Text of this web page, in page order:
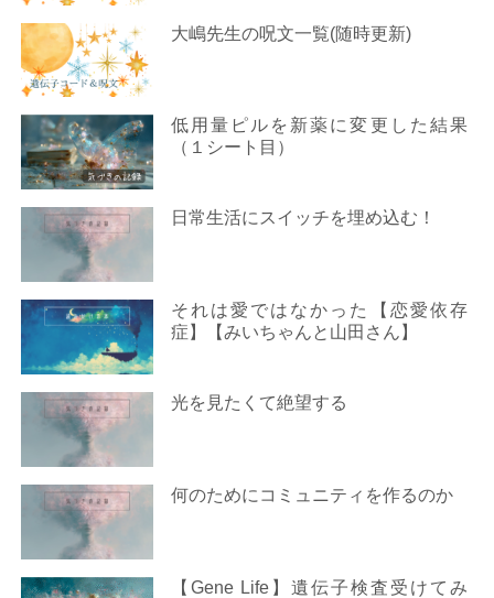
大嶋先生の呪文一覧(随時更新)
低用量ピルを新薬に変更した結果
（１シート目）
日常生活にスイッチを埋め込む！
それは愛ではなかった【恋愛依存
症】【みいちゃんと山田さん】
光を見たくて絶望する
何のためにコミュニティを作るのか
【Gene Life】遺伝子検査受けてみ